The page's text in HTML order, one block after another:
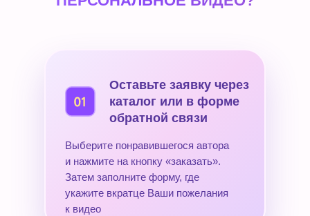
Выберите понравившегося автора
и нажмите на кнопку «заказать».
Затем заполните форму, где
укажите вкратце Ваши пожелания
к видео
Оставьте заявку через
каталог или в форме
обратной связи